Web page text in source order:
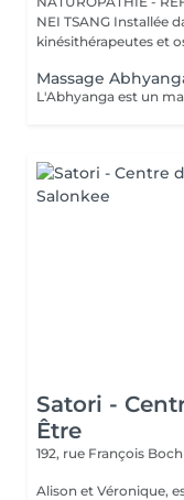
NEI TSANG Installée dans une maison paramédicale entouré de
kinésithérapeutes et
Massage
Satori -
Être
192, rue François Boch
Alison et Véronique,